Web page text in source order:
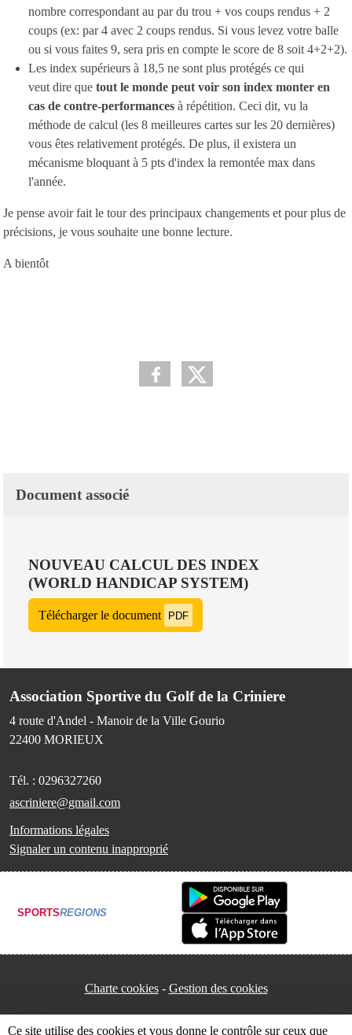
nombre correspondant au par du trou + vos coups rendus + 2
coups (ex: par 4 avec 2 coups rendus. Si vous levez votre balle
ou si vous faites 9, sera pris en compte le score de 8 soit 4+2+2).
Les index supérieurs à 18,5 ne sont plus protégés ce qui
veut dire que tout le monde peut voir son index monter en
cas de contre-performances à répétition. Ceci dit, vu la
méthode de calcul (les 8 meilleures cartes sur les 20 dernières)
vous êtes relativement protégés. De plus, il existera un
mécanisme bloquant à 5 pts d'index la remontée max dans
l'année.
Je pense avoir fait le tour des principaux changements et pour plus de
précisions, je vous souhaite une bonne lecture.
A bientôt
Document associé
NOUVEAU CALCUL DES INDEX
(WORLD HANDICAP SYSTEM)
Télécharger le document PDF
Association Sportive du Golf de la Criniere
4 route d'Andel - Manoir de la Ville Gourio
22400 MORIEUX
Tél. : 0296327260
ascriniere@gmail.com
Informations légales
Signaler un contenu inapproprié
SPORTSREGIONS
Charte cookies Gestion des cookies
Ce site utilise des cookies et vous donne le contrôle sur ceux que